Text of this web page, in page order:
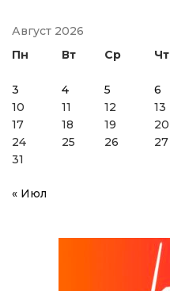
Август 2026
Пн
Вт Ср Чт
3
4 5 6
10
11 12 13
17
18 19 20
24
25 26 27
31
« Июл